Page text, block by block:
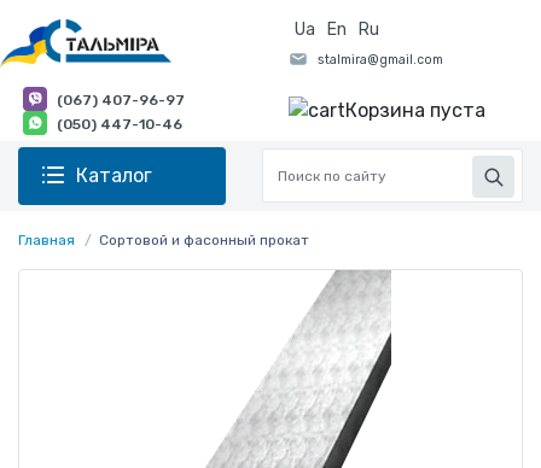
Ua En Ru
(067) 407-96-97
(050) 447-10-46
Корзина пуста
Каталог
Главная Сортовой и фасонный прокат